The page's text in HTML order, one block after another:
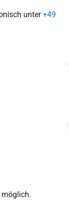
unter+49
möglich.